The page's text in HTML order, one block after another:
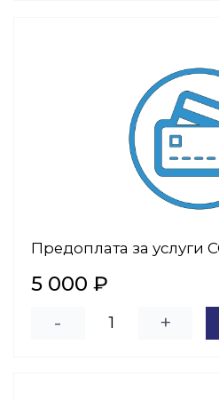
Предоплата за услуги
5 000 ₽
-
+